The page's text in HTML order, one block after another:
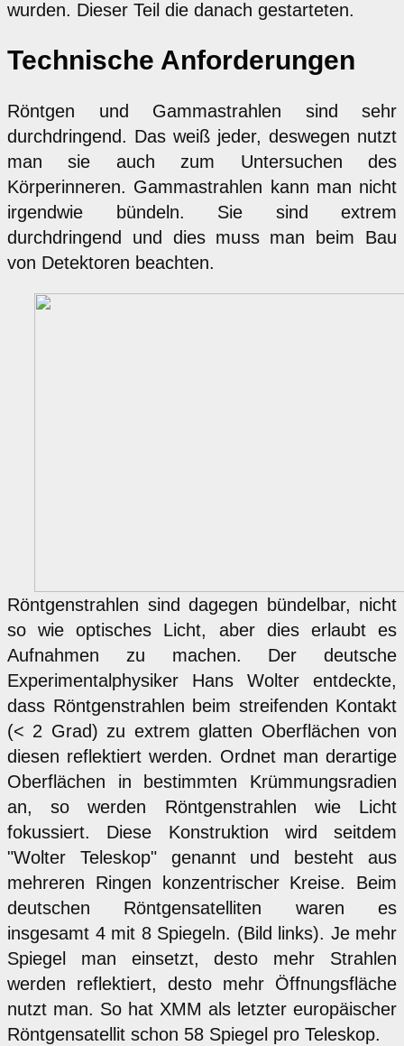
wurden. Dieser Teil die danach gestarteten.
Technische Anforderungen
Röntgen und Gammastrahlen sind sehr
durchdringend. Das weiß jeder, deswegen nutzt
man sie auch zum Untersuchen des
Körperinneren. Gammastrahlen kann man nicht
irgendwie bündeln. Sie sind extrem
durchdringend und dies muss man beim Bau
von Detektoren beachten.
Röntgenstrahlen sind dagegen bündelbar, nicht
so wie optisches Licht, aber dies erlaubt es
Aufnahmen zu machen. Der deutsche
Experimentalphysiker Hans Wolter entdeckte,
dass Röntgenstrahlen beim streifenden Kontakt
(< 2 Grad) zu extrem glatten Oberflächen von
diesen reflektiert werden. Ordnet man derartige
Oberflächen in bestimmten Krümmungsradien
an, so werden Röntgenstrahlen wie Licht
fokussiert. Diese Konstruktion wird seitdem
"Wolter Teleskop" genannt und besteht aus
mehreren Ringen konzentrischer Kreise. Beim
deutschen Röntgensatelliten waren es
insgesamt 4 mit 8 Spiegeln. (Bild links). Je mehr
Spiegel man einsetzt, desto mehr Strahlen
werden reflektiert, desto mehr Öffnungsfläche
nutzt man. So hat XMM als letzter europäischer
Röntgensatellit schon 58 Spiegel pro Teleskop.